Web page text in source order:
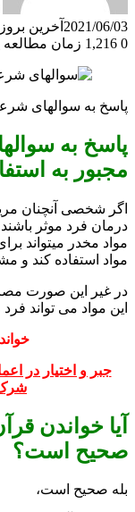
2021/06/03 آخرین
0
زمان مطالعه
پاسخ به سوالهای
پاسخ به
مجبور به
اگر شخصی آنچنان
درمان فرد موثر
مواد مخدر میتواند
مواد استفاده کند و
در غیر این صورت
این مواد می تواند
جبر و اختیار در
آیا خواندن
صحیح است؟
بله صحیح است،